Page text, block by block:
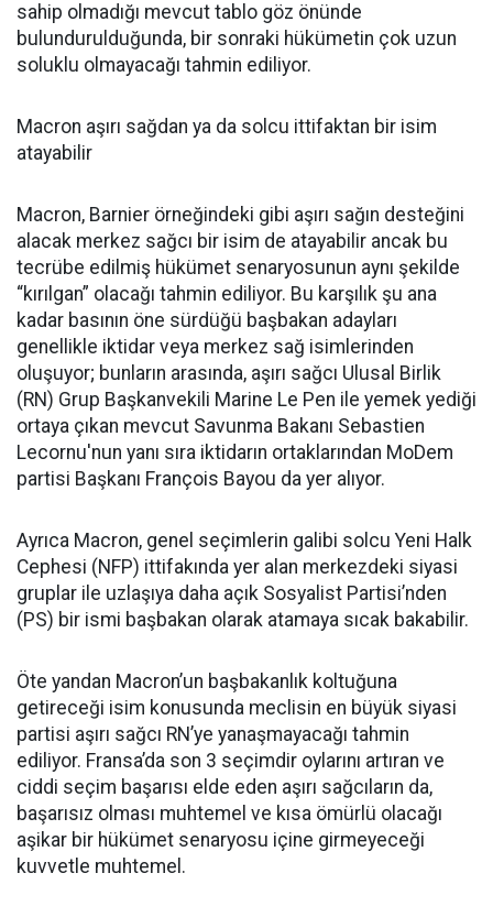
sahip olmadığı mevcut tablo göz önünde
bulundurulduğunda, bir sonraki hükümetin çok uzun
soluklu olmayacağı tahmin ediliyor.
Macron aşırı sağdan ya da solcu ittifaktan bir isim
atayabilir
Macron, Barnier örneğindeki gibi aşırı sağın desteğini
alacak merkez sağcı bir isim de atayabilir ancak bu
tecrübe edilmiş hükümet senaryosunun aynı şekilde
“kırılgan” olacağı tahmin ediliyor. Bu karşılık şu ana
kadar basının öne sürdüğü başbakan adayları
genellikle iktidar veya merkez sağ isimlerinden
oluşuyor; bunların arasında, aşırı sağcı Ulusal Birlik
(RN) Grup Başkanvekili Marine Le Pen ile yemek yediği
ortaya çıkan mevcut Savunma Bakanı Sebastien
Lecornu'nun yanı sıra iktidarın ortaklarından MoDem
partisi Başkanı François Bayou da yer alıyor.
Ayrıca Macron, genel seçimlerin galibi solcu Yeni Halk
Cephesi (NFP) ittifakında yer alan merkezdeki siyasi
gruplar ile uzlaşıya daha açık Sosyalist Partisi’nden
(PS) bir ismi başbakan olarak atamaya sıcak bakabilir.
Öte yandan Macron’un başbakanlık koltuğuna
getireceği isim konusunda meclisin en büyük siyasi
partisi aşırı sağcı RN’ye yanaşmayacağı tahmin
ediliyor. Fransa’da son 3 seçimdir oylarını artıran ve
ciddi seçim başarısı elde eden aşırı sağcıların da,
başarısız olması muhtemel ve kısa ömürlü olacağı
aşikar bir hükümet senaryosu içine girmeyeceği
kuvvetle muhtemel.